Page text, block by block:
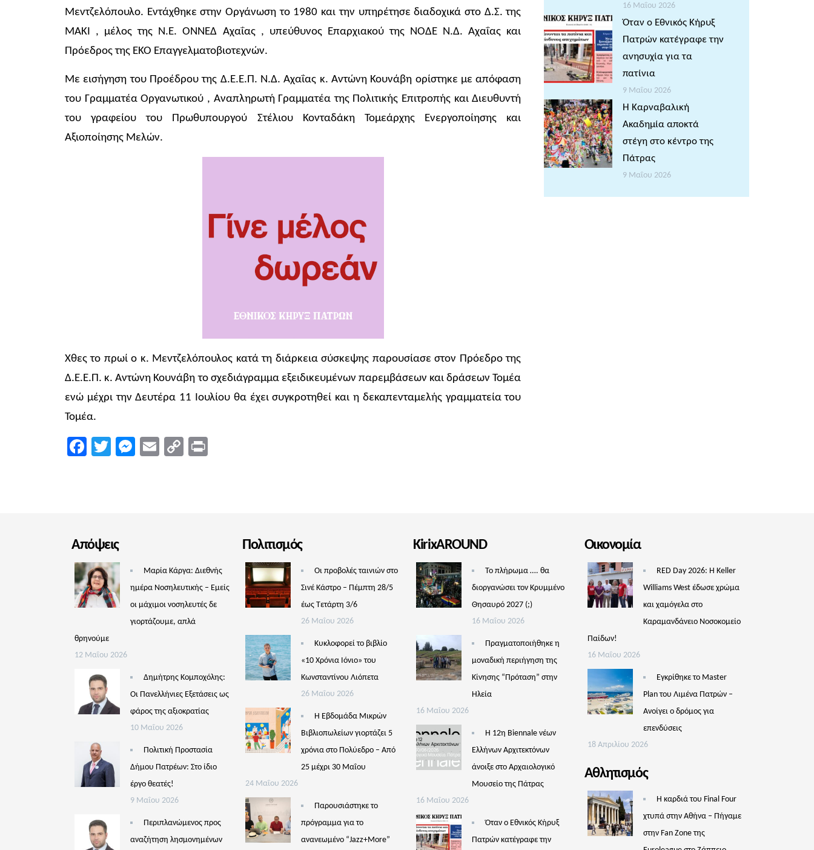
Μεντζελόπουλο. Εντάχθηκε στην Οργάνωση το 1980 και την υπηρέτησε διαδοχικά στο Δ.Σ. της
ΜΑΚΙ , μέλος της Ν.Ε. ΟΝΝΕΔ Αχαΐας , υπεύθυνος Επαρχιακού της ΝΟΔΕ Ν.Δ. Αχαΐας και
Πρόεδρος της ΕΚΟ Επαγγελματοβιοτεχνών.
Με εισήγηση του Προέδρου της Δ.Ε.Ε.Π. Ν.Δ. Αχαΐας κ. Αντώνη Κουνάβη ορίστηκε με απόφαση
του Γραμματέα Οργανωτικού , Αναπληρωτή Γραμματέα της Πολιτικής Επιτροπής και Διευθυντή
του γραφείου του Πρωθυπουργού Στέλιου Κονταδάκη Τομεάρχης Ενεργοποίησης και
Αξιοποίησης Μελών.
Χθες το πρωί ο κ. Μεντζελόπουλος κατά τη διάρκεια σύσκεψης παρουσίασε στον Πρόεδρο της
Δ.Ε.Ε.Π. κ. Αντώνη Κουνάβη το σχεδιάγραμμα εξειδικευμένων παρεμβάσεων και δράσεων Τομέα
ενώ μέχρι την Δευτέρα 11 Ιουλίου θα έχει συγκροτηθεί και η δεκαπενταμελής γραμματεία του
Τομέα.
Facebook
TwitterMessenger
EmailCopy
16 Μαΐου 2026
Όταν ο Εθνικός Κήρυξ
Πατρών κατέγραφε την
ανησυχία για τα
πατίνια
9 Μαΐου 2026
Η Καρναβαλική
Ακαδημία αποκτά
στέγη στο κέντρο της
Πάτρας
9 Μαΐου 2026
Απόψεις
Μαρία Κάργα: Διεθνής
ημέρα Νοσηλευτικής – Εμείς
οι μάχιμοι νοσηλευτές δε
γιορτάζουμε, απλά
θρηνούμε
12 Μαΐου 2026
Δημήτρης Κομποχόλης:
Οι Πανελλήνιες Εξετάσεις ως
φάρος της αξιοκρατίας
10 Μαΐου 2026
Πολιτική Προστασία
Δήμου Πατρέων: Στο ίδιο
έργο θεατές!
9 Μαΐου 2026
Περιπλανώμενος προς
αναζήτηση λησμονημένων
Πολιτισμός
Οι προβολές ταινιών στο
Σινέ Κάστρο – Πέμπτη 28/5
έως Τετάρτη 3/6
26 Μαΐου 2026
Κυκλοφορεί το βιβλίο
«10 Χρόνια Ιόνιο» του
Κωνσταντίνου Λιόπετα
26 Μαΐου 2026
Η Εβδομάδα Μικρών
Βιβλιοπωλείων γιορτάζει 5
χρόνια στο Πολύεδρο – Από
25 μέχρι 30 Μαΐου
24 Μαΐου 2026
Παρουσιάστηκε το
πρόγραμμα για το
ανανεωμένο “Jazz+More”
KirixAROUND
Το πλήρωμα …. θα
διοργανώσει τον Κρυμμένο
Θησαυρό 2027 (;)
16 Μαΐου 2026
Πραγματοποιήθηκε η
μοναδική περιήγηση της
Κίνησης “Πρόταση” στην
Ηλεία
16 Μαΐου 2026
Η 12η Biennale νέων
Ελλήνων Αρχιτεκτόνων
άνοιξε στο Αρχαιολογικό
Μουσείο της Πάτρας
16 Μαΐου 2026
Όταν ο Εθνικός Κήρυξ
Πατρών κατέγραφε την
Οικονομία
RED Day 2026: Η Keller
Williams West έδωσε χρώμα
και χαμόγελα στο
Καραμανδάνειο Νοσοκομείο
Παίδων!
16 Μαΐου 2026
Εγκρίθηκε το Master
Plan του Λιμένα Πατρών –
Aνοίγει ο δρόμος για
επενδύσεις
18 Απριλίου 2026
Αθλητισμός
Η καρδιά του Final Four
χτυπά στην Αθήνα – Πήγαμε
στην Fan Zone της